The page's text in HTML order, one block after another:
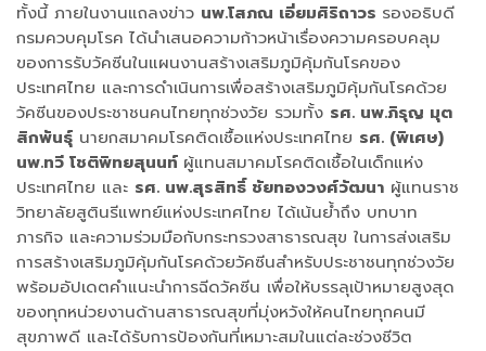
ทั้งนี้ ภายในงานแถลงข่าว นพ.โสภณ เอี่ยมศิริถาวร รองอธิบดี
กรมควบคุมโรค ได้นำเสนอความก้าวหน้าเรื่องความครอบคลุม
ของการรับวัคซีนในแผนงานสร้างเสริมภูมิคุ้มกันโรคของ
ประเทศไทย และการดำเนินการเพื่อสร้างเสริมภูมิคุ้มกันโรคด้วย
วัคซีนของประชาชนคนไทยทุกช่วงวัย รวมทั้ง รศ. นพ.ภิรุญ มุต
สิกพันธุ์ นายกสมาคมโรคติดเชื้อแห่งประเทศไทย รศ. (พิเศษ)
นพ.ทวี โชติพิทยสุนนท์ ผู้แทนสมาคมโรคติดเชื้อในเด็กแห่ง
ประเทศไทย และ รศ. นพ.สุรสิทธิ์ ชัยทองวงศ์วัฒนา ผู้แทนราช
วิทยาลัยสูตินรีแพทย์แห่งประเทศไทย ได้เน้นย้ำถึง บทบาท
ภารกิจ และความร่วมมือกับกระทรวงสาธารณสุข ในการส่งเสริม
การสร้างเสริมภูมิคุ้มกันโรคด้วยวัคซีนสำหรับประชาชนทุกช่วงวัย
พร้อมอัปเดตคำแนะนำการฉีดวัคซีน เพื่อให้บรรลุเป้าหมายสูงสุด
ของทุกหน่วยงานด้านสาธารณสุขที่มุ่งหวังให้คนไทยทุกคนมี
สุขภาพดี และได้รับการป้องกันที่เหมาะสมในแต่ละช่วงชีวิต